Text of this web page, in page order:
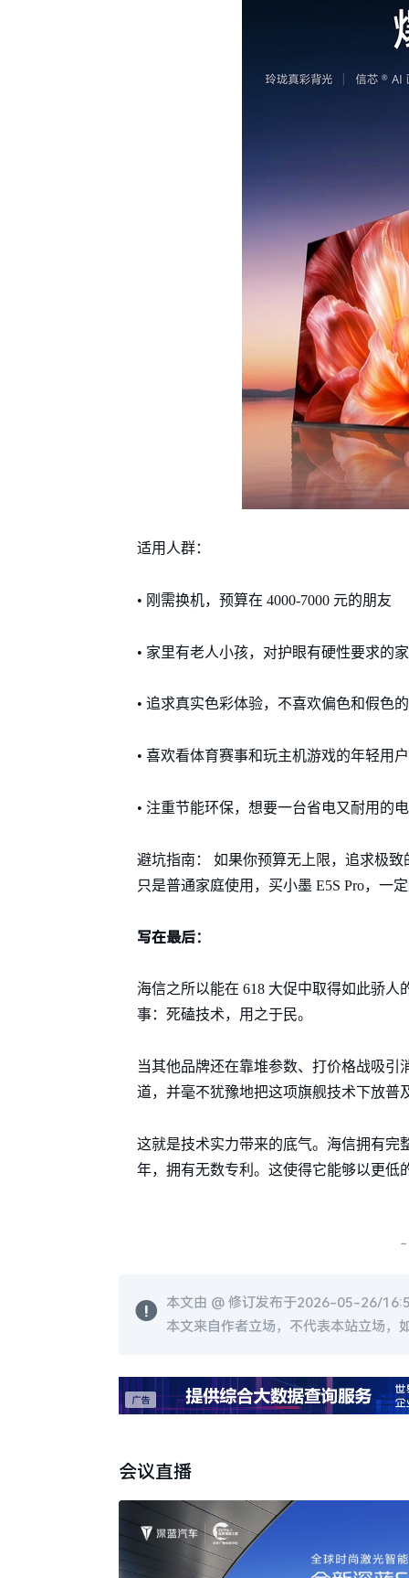
适用人群：
• 刚需换机，预算在 4000-7000 元的朋友
• 家里有老人小孩，对护眼有硬性要求的
• 追求真实色彩体验，不喜欢偏色和假色
• 喜欢看体育赛事和玩主机游戏的年轻用户
• 注重节能环保，想要一台省电又耐用的
避坑指南： 如果你预算无上限，追求极
只是普通家庭使用，买小墨 E5S Pro，一
写在最后：
海信之所以能在 618 大促中取得如此骄
事：死磕技术，用之于民。
当其他品牌还在靠堆参数、打价格战吸
道，并毫不犹豫地把这项旗舰技术下放普
这就是技术实力带来的底气。海信拥有完
年，拥有无数专利。这使得它能够以更低
本文由 @ 修订发布于2026-05-26/
本文来自作者立场，不代表本站立场，
会议直播